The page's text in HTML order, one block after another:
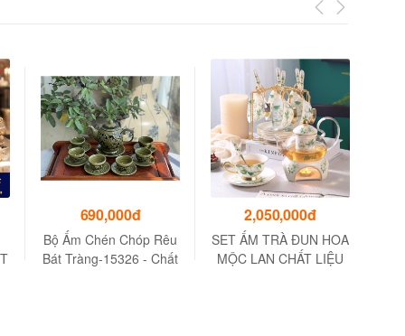
690,000đ
Bộ Ấm Chén Chóp Rêu
Bát Tràng-15326 - Chất
2,050,000đ
SET ẤM TRÀ ĐUN HOA
MỘC LAN CHẤT LIỆU